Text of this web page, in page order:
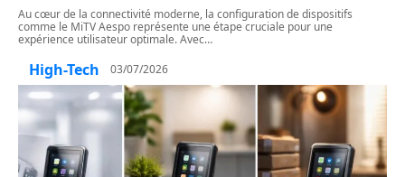
Au cœur de la connectivité moderne, la configuration de dispositifs
comme le MiTV Aespo représente une étape cruciale pour une
expérience utilisateur optimale. Avec…
High-Tech 03/07/2026